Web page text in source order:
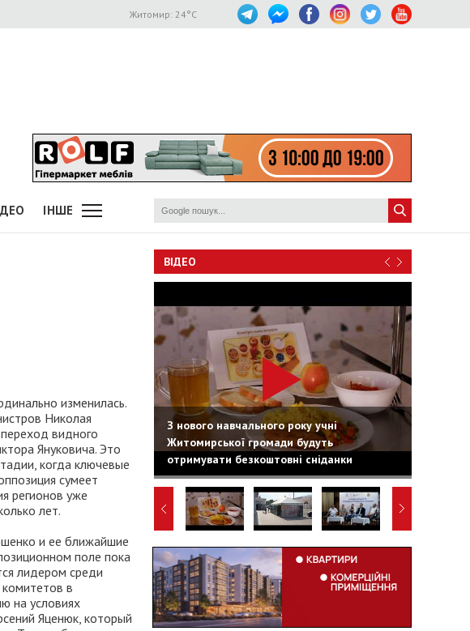
Житомир: 24°C
ІНШЕ
изменилась.
Николая
видного
Януковича. Это
когда ключевые
сумеет
регионов уже
лет.
и ее ближайшие
поле пока
лидером среди
в
на условиях
Яценюк, который
ВІДЕО
З нового навчального року учні
Житомирської громади будуть
отримувати безкоштовні сніданки